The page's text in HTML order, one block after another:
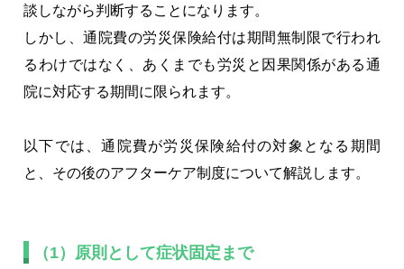
談しながら判断することになります。
しかし、通院費の労災保険給付は期間無制限で行われ
るわけではなく、あくまでも労災と因果関係がある通
院に対応する期間に限られます。
以下では、通院費が労災保険給付の対象となる期間
と、その後のアフターケア制度について解説します。
（1）原則として症状固定まで